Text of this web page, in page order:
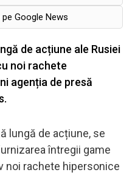
Google News
de acțiune ale Rusiei
noi rachete
agenția de presă
lungă de acțiune, se
întregii game
noi rachete hipersonice